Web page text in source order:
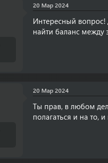
20 Мар 2024
Интересный вопрос!
найти баланс
20 Мар 2024
Ты прав, в любом
полагаться и на то,